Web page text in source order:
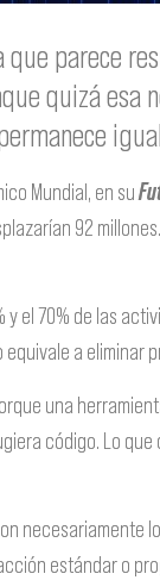
parece
quizá esa
Mundial, en su
92
y el 70% de las
a eliminar
una
código. Lo
estándar o